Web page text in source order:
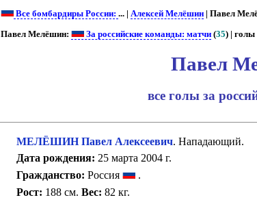
Все бомбардиры России: ... | Алексей Мелёшин| Павел
Павел Мелёшин: За российские команды: матчи(35) | голы
Павел
все голы за
МЕЛЁШИН Павел Алексеевич. Нападающий.
Дата рождения: 25 марта 2004 г.
Гражданство: Россия
.
Рост: 188 см.Вес: 82 кг.